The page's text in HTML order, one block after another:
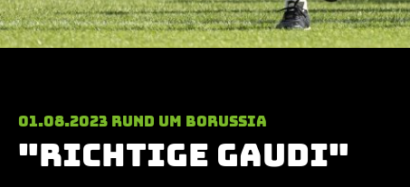
01.08.2023 Rund um Borussia
"Richtige Gaudi"